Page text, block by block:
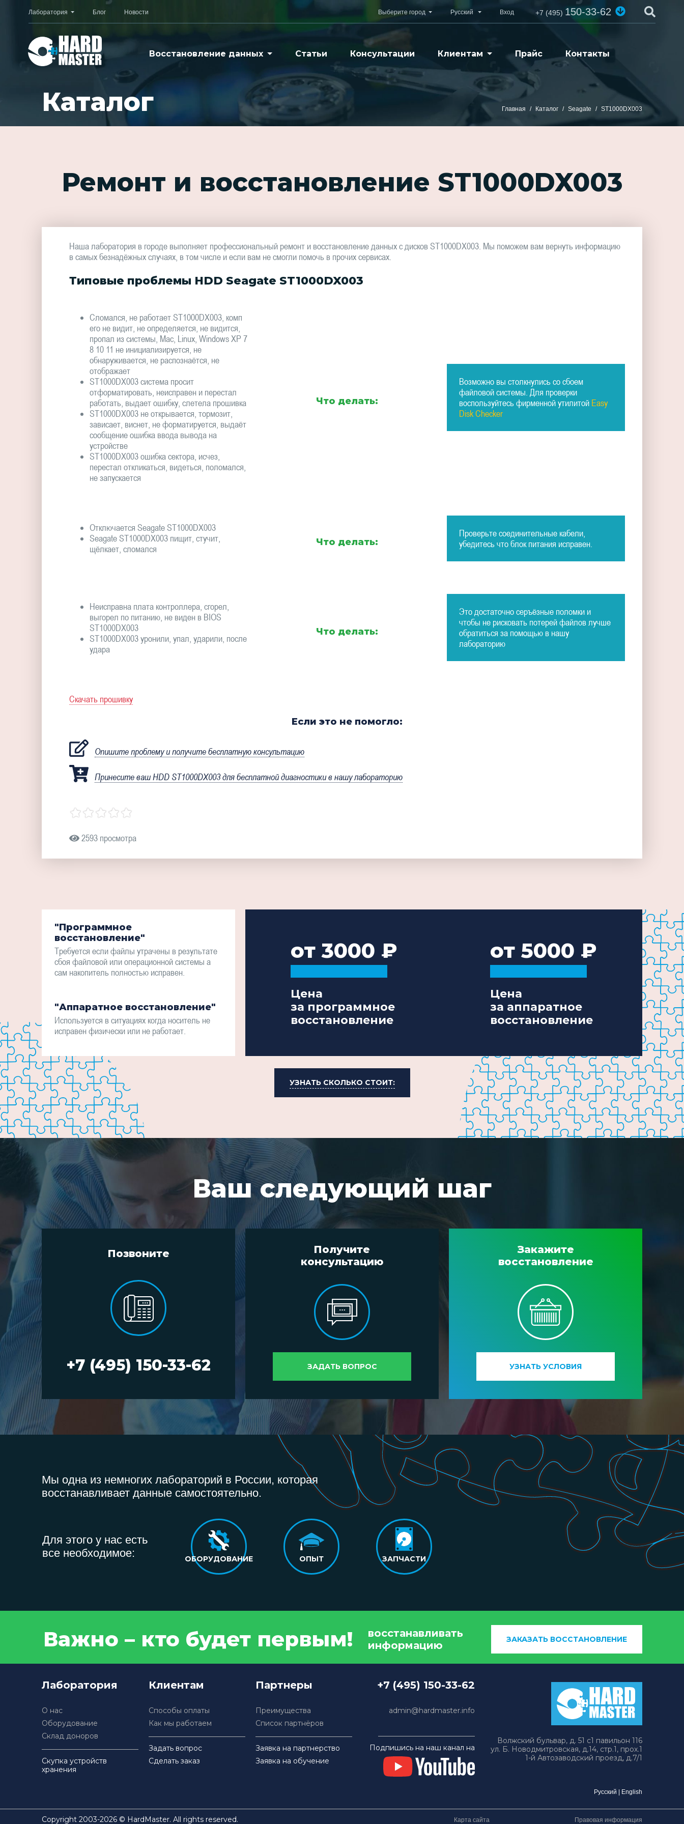
Восстановление данных Статьи Консультации Клиентам Прайс Контакты
Лаборатория Блог Новости Выберите город Русский Вход +7 (495)150-33-62
Каталог Главная Каталог Seagate ST1000DX003
Ремонт и восстановление ST1000DX003
Наша лаборатория в городе выполняет профессиональный ремонт и восстановление данных с дисков ST1000DX003. Мы поможем вам вернуть информацию
в самых безнадёжных случаях, в том числе и если вам не смогли помочь в прочих сервисах.
Типовые проблемы HDD Seagate ST1000DX003
Сломался, не работает ST1000DX003, комп
его не видит, не определяется, не видится,
пропал из системы, Mac, Linux, Windows XP 7
8 10 11 не инициализируется, не
обнаруживается, не распознаётся, не
отображает
ST1000DX003 система просит
отформатировать, неисправен и перестал
работать, выдает ошибку, слетела прошивка
ST1000DX003 не открывается, тормозит,
зависает, виснет, не форматируется, выдаёт
сообщение ошибка ввода вывода на
устройстве
ST1000DX003 ошибка сектора, исчез,
перестал откликаться, видеться, поломался,
не запускается
Что делать:
Возможно вы столкнулись со сбоем
файловой системы. Для проверки
воспользуйтесь фирменной утилитой Easy
Disk Checker
Отключается Seagate ST1000DX003
Seagate ST1000DX003 пищит, стучит,
щёлкает, сломался
Что делать:
Проверьте соединительные кабели,
убедитесь что блок питания исправен.
Неисправна плата контроллера, сгорел,
выгорел по питанию, не виден в BIOS
ST1000DX003
ST1000DX003 уронили, упал, ударили, после
удара
Что делать:
Это достаточно серъёзные поломки и
чтобы не рисковать потерей файлов лучше
обратиться за помощью в нашу
лабораторию
Скачать прошивку
Если это не помогло:
Опишите проблему и получите бесплатную консультацию
Принесите ваш HDD ST1000DX003 для бесплатной диагностики в нашу лабораторию
2593 просмотра
"Программное
восстановление"
Требуется если файлы утрачены в результате
сбоя файловой или операционной системы а
сам накопитель полностью исправен.
"Аппаратное восстановление"
Используется в ситуациях когда носитель не
исправен физически или не работает.
от 3000
Цена
за программное
восстановление
от 5000
Цена
за аппаратное
восстановление
УЗНАТЬ СКОЛЬКО СТОИТ:
Ваш следующий шаг
Позвоните
+7 (495) 150-33-62
Получите
консультацию
ЗАДАТЬ ВОПРОС
Закажите
восстановление
УЗНАТЬ УСЛОВИЯ
Мы одна из немногих лабораторий в России, которая
восстанавливает данные самостоятельно.
Для этого у нас есть
все необходимое:
ОБОРУДОВАНИЕ ОПЫТ ЗАПЧАСТИ
Важно – кто будет первым!
восстанавливать
информацию
ЗАКАЗАТЬ ВОССТАНОВЛЕНИЕ
Лаборатория
О нас
Оборудование
Склад доноров
Скупка устройств
хранения
Клиентам
Способы оплаты
Как мы работаем
Задать вопрос
Сделать заказ
Партнеры
Преимущества
Список партнёров
Заявка на партнерство
Заявка на обучение
+7 (495) 150-33-62
admin@hardmaster.info
Подпишись на наш канал на
Волжский бульвар, д. 51 с1 павильон 116
ул. Б. Новодмитровская, д.14, стр.1, прох.1
1-й Автозаводский проезд, д.7/1
Русский English
Copyright 2003-2026 © HardMaster. All rights reserved. Карта сайта Правовая информация